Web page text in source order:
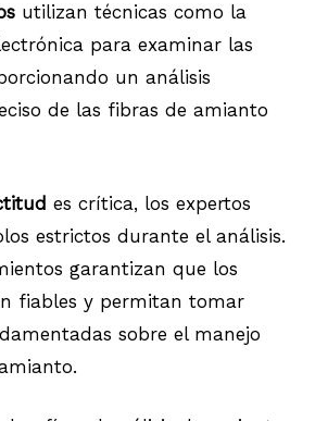
utilizan técnicas como la
para examinar las
un análisis
de las fibras de amianto
es crítica, los expertos
estrictos durante el análisis.
garantizan que los
fiables y permitan tomar
sobre el manejo